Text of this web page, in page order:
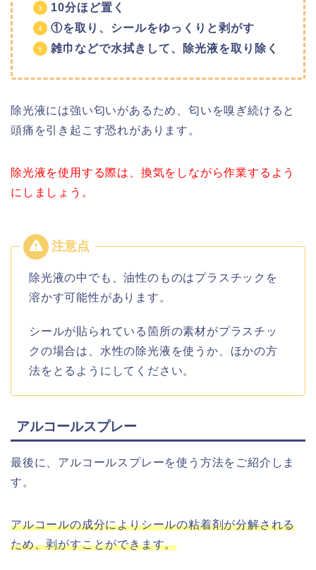
10分ほど置く
①を取り、シールをゆっくりと剥がす
雑巾などで水拭きして、除光液を取り除く
除光液には強い匂いがあるため、匂いを嗅ぎ続けると
頭痛を引き起こす恐れがあります。
除光液を使用する際は、換気をしながら作業するよう
にしましょう。
除光液の中でも、油性のものはプラスチックを
溶かす可能性があります。
シールが貼られている箇所の素材がプラスチッ
クの場合は、水性の除光液を使うか、ほかの方
法をとるようにしてください。
アルコールスプレー
最後に、アルコールスプレーを使う方法をご紹介しま
す。
アルコールの成分によりシールの粘着剤が分解される
ため、剥がすことができます。